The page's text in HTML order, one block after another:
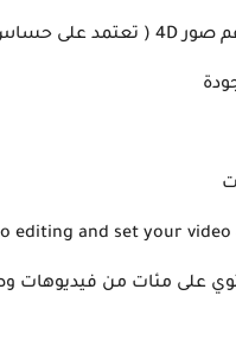
editing and set your video
على مئات من فيديوهات